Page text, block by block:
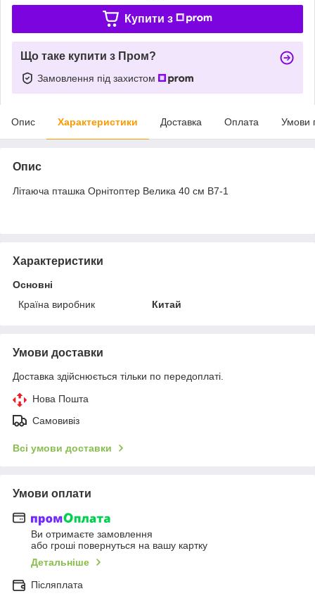
Купити з
Що таке купити з Пром?
Замовлення під захистом
Опис Характеристики Доставка Оплата Умови
Опис
Літаюча пташка Орнітоптер Велика 40 см B7-1
Характеристики
Основні
Країна виробник
Китай
Умови доставки
Доставка здійснюється тільки по передоплаті.
Нова Пошта
Самовивіз
Всі умови доставки
Умови оплати
Ви отримаєте замовлення
або гроші повернуться на вашу картку
Детальніше
Післяплата